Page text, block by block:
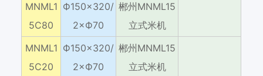
MNML1
5C80
Ф150×320/
2×Ф70
郴州MNML15
立式米机
MNML1
5C20
Ф150×320/
2×Ф70
郴州MNML15
立式米机